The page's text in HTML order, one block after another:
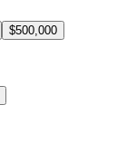
$500,000